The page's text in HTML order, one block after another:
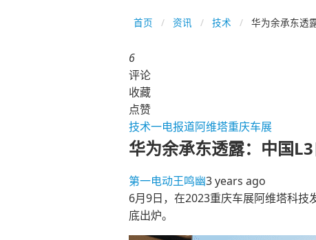
首页 资讯 技术 华为余承东透
6
评论
收藏
点赞
技术一电报道阿维塔重庆车展
华为余承东透露：中国
第一电动王鸣幽3 years ago
6月9日，在2023重庆车展阿维塔科技
底出炉。